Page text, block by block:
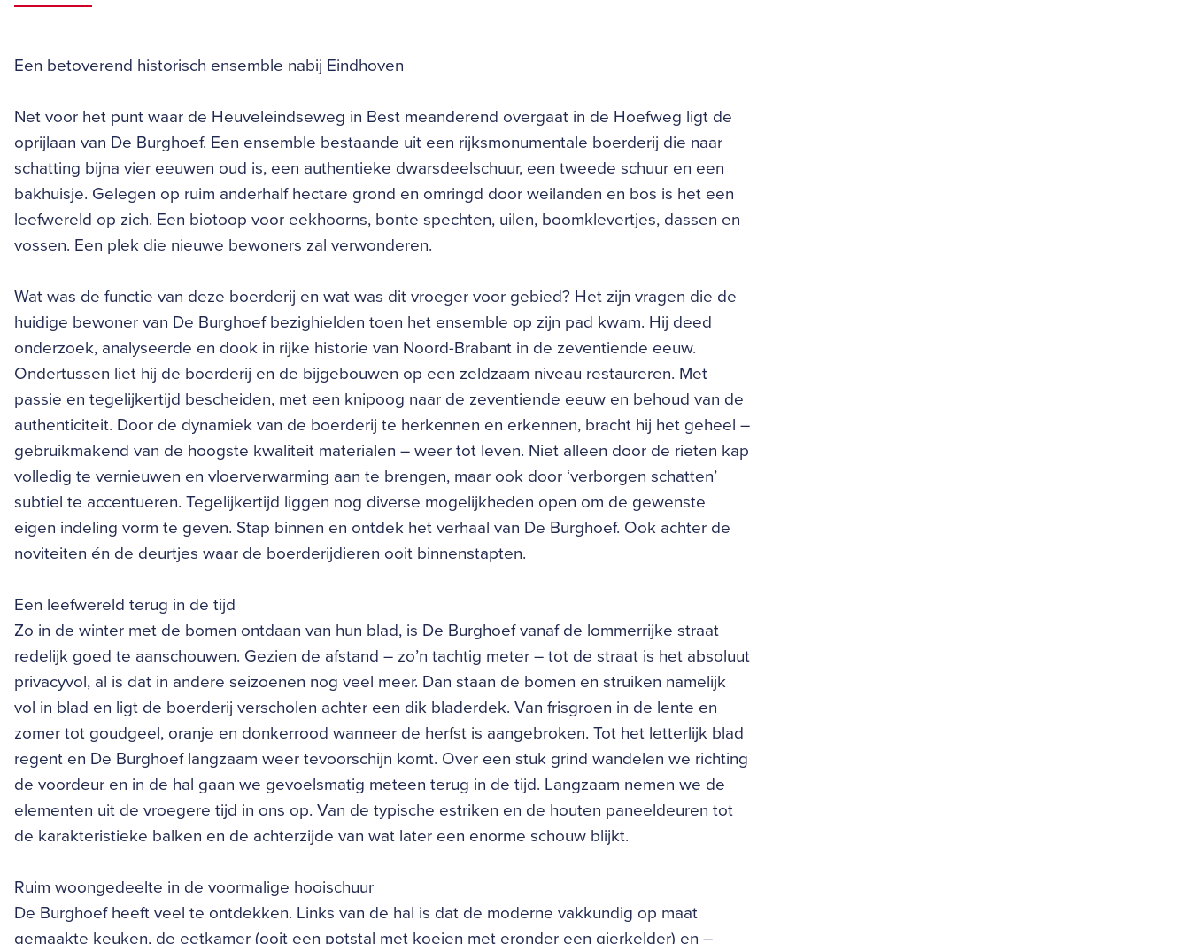
Een betoverend historisch ensemble nabij Eindhoven
Net voor het punt waar de Heuveleindseweg in Best meanderend overgaat in de Hoefweg ligt de
oprijlaan van De Burghoef. Een ensemble bestaande uit een rijksmonumentale boerderij die naar
schatting bijna vier eeuwen oud is, een authentieke dwarsdeelschuur, een tweede schuur en een
bakhuisje. Gelegen op ruim anderhalf hectare grond en omringd door weilanden en bos is het een
leefwereld op zich. Een biotoop voor eekhoorns, bonte spechten, uilen, boomklevertjes, dassen en
vossen. Een plek die nieuwe bewoners zal verwonderen.
Wat was de functie van deze boerderij en wat was dit vroeger voor gebied? Het zijn vragen die de
huidige bewoner van De Burghoef bezighielden toen het ensemble op zijn pad kwam. Hij deed
onderzoek, analyseerde en dook in rijke historie van Noord-Brabant in de zeventiende eeuw.
Ondertussen liet hij de boerderij en de bijgebouwen op een zeldzaam niveau restaureren. Met
passie en tegelijkertijd bescheiden, met een knipoog naar de zeventiende eeuw en behoud van de
authenticiteit. Door de dynamiek van de boerderij te herkennen en erkennen, bracht hij het geheel –
gebruikmakend van de hoogste kwaliteit materialen – weer tot leven. Niet alleen door de rieten kap
volledig te vernieuwen en vloerverwarming aan te brengen, maar ook door ‘verborgen schatten’
subtiel te accentueren. Tegelijkertijd liggen nog diverse mogelijkheden open om de gewenste
eigen indeling vorm te geven. Stap binnen en ontdek het verhaal van De Burghoef. Ook achter de
noviteiten én de deurtjes waar de boerderijdieren ooit binnenstapten.
Een leefwereld terug in de tijd
Zo in de winter met de bomen ontdaan van hun blad, is De Burghoef vanaf de lommerrijke straat
redelijk goed te aanschouwen. Gezien de afstand – zo’n tachtig meter – tot de straat is het absoluut
privacyvol, al is dat in andere seizoenen nog veel meer. Dan staan de bomen en struiken namelijk
vol in blad en ligt de boerderij verscholen achter een dik bladerdek. Van frisgroen in de lente en
zomer tot goudgeel, oranje en donkerrood wanneer de herfst is aangebroken. Tot het letterlijk blad
regent en De Burghoef langzaam weer tevoorschijn komt. Over een stuk grind wandelen we richting
de voordeur en in de hal gaan we gevoelsmatig meteen terug in de tijd. Langzaam nemen we de
elementen uit de vroegere tijd in ons op. Van de typische estriken en de houten paneeldeuren tot
de karakteristieke balken en de achterzijde van wat later een enorme schouw blijkt.
Ruim woongedeelte in de voormalige hooischuur
De Burghoef heeft veel te ontdekken. Links van de hal is dat de moderne vakkundig op maat
gemaakte keuken, de eetkamer (ooit een potstal met koeien met eronder een gierkelder) en –